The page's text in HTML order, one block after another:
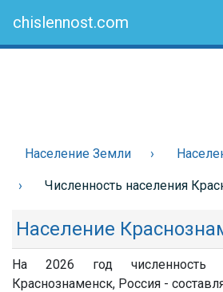
chislennost.com
Население Земли
Численность населения
Население
На 2026 год численность
Краснознаменск, Россия -